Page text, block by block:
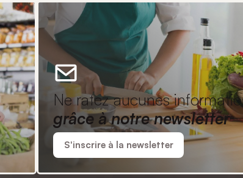
Ne ratez aucunes
grâce à notre newsletter
S'inscrire à la newsletter